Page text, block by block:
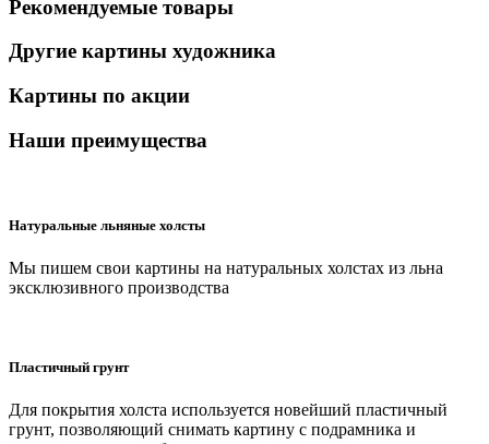
Рекомендуемые товары
Другие картины художника
Картины по акции
Наши преимущества
Натуральные льняные холсты
Мы пишем свои картины на натуральных холстах из льна
эксклюзивного производства
Пластичный грунт
Для покрытия холста используется новейший пластичный
грунт, позволяющий снимать картину с подрамника и